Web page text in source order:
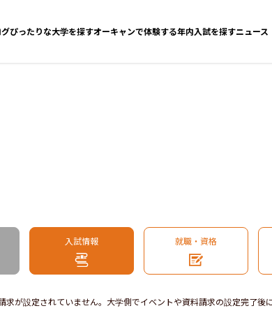
ぴったりな大学を探すオーキャンで体験する年内入試を探すニュース
入試情報 就職・資格
求が設定されていません。大学側でイベントや資料請求の設定完了後